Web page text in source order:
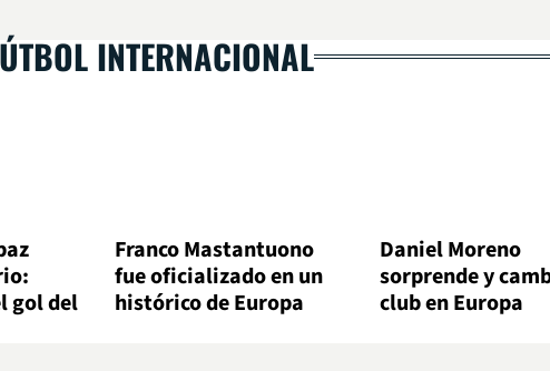
INTERNACIONAL
gol del
Franco Mastantuono
fue oficializado en un
histórico de Europa
Daniel Moreno
sorprende y
club en Europa